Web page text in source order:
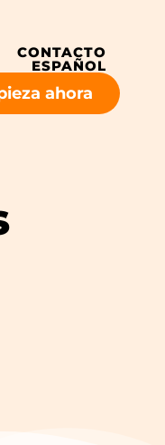
CONTACTO
ESPAÑOL
ahora